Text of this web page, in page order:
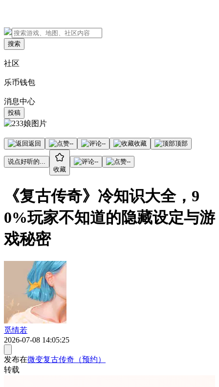
搜索
社区
乐币钱包
消息中心
投稿
返回 -- -- 收藏 顶部
说点好听的...
收藏
-- --
《复古传奇》冷知识大全，9
0%玩家不知道的隐藏设定与游
戏秘密
觅情若
2026-07-08 14:05:25
发布在微变复古传奇（预约）
转载